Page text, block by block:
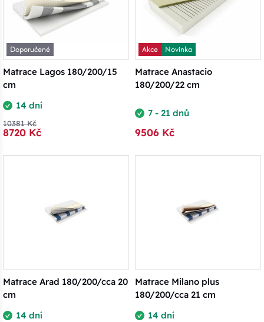
Doporučené
Matrace Lagos 180/200/15
cm
14 dní
10381 Kč
8720 Kč
Akce
Novinka
Matrace Anastacio
180/200/22 cm
7 - 21 dnů
9506 Kč
Matrace Arad 180/200/cca 20
cm
14 dní
Matrace Milano plus
180/200/cca 21 cm
14 dní